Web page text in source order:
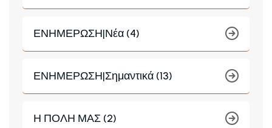
ΕΝΗΜΕΡΩΣΗ|Νέα (4)
ΕΝΗΜΕΡΩΣΗ|Σημαντικά (13)
Η ΠΟΛΗ ΜΑΣ (2)